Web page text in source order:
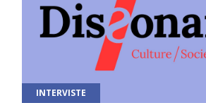
INTERVISTE